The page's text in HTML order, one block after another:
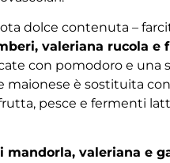
dolce contenuta –
valeriana rucola e
con pomodoro e una
maionese è sostituita con
pesce e fermenti
mandorla, valeriana e